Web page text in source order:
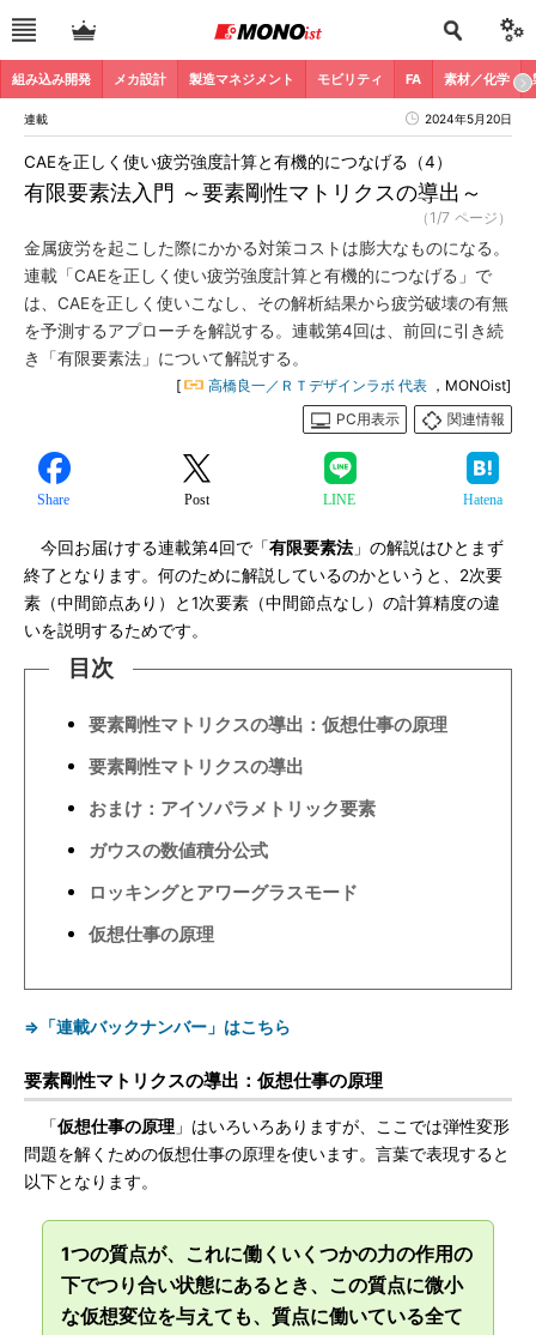
組み込み開発 メカ設計 製造マネジメント モビリティ FA 素材／化学
連載 2024年5月20日
有限要素法入門 ～要素剛性マトリクスの導出～
CAEを正しく使い疲労強度計算と有機的につなげる（4）
（1/7 ページ）
金属疲労を起こした際にかかる対策コストは膨大なものになる。
連載「CAEを正しく使い疲労強度計算と有機的につなげる」で
は、CAEを正しく使いこなし、その解析結果から疲労破壊の有無
を予測するアプローチを解説する。連載第4回は、前回に引き続
き「有限要素法」について解説する。
[ 高橋良一／ＲＴデザインラボ 代表 ，MONOist]
PC用表示
関連情報
Share Post LINE Hatena
今回お届けする連載第4回で「有限要素法 」の解説はひとまず
終了となります。何のために解説しているのかというと、2次要
素（中間節点あり）と1次要素（中間節点なし）の計算精度の違
いを説明するためです。
目次
要素剛性マトリクスの導出：仮想仕事の原理
要素剛性マトリクスの導出
おまけ：アイソパラメトリック要素
ガウスの数値積分公式
ロッキングとアワーグラスモード
仮想仕事の原理
⇒「連載バックナンバー」はこちら
要素剛性マトリクスの導出：仮想仕事の原理
「仮想仕事の原理 」はいろいろありますが、ここでは弾性変形
問題を解くための仮想仕事の原理を使います。言葉で表現すると
以下となります。
1つの質点が、これに働くいくつかの力の作用の
下でつり合い状態にあるとき、この質点に微小
な仮想変位を与えても、質点に働いている全て